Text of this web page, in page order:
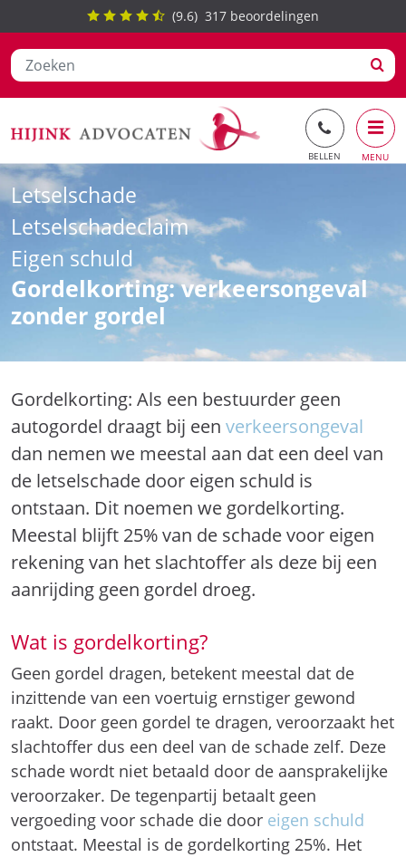
Ga
naar
de
inhoud
(9.6) 317 beoordelingen
Letselschade
Letselschadeclaim
Eigen schuld
Gordelkorting: verkeersongeval
zonder gordel
Gordelkorting: Als een bestuurder geen
autogordel draagt bij een verkeersongeval
dan nemen we meestal aan dat een deel van
de letselschade door eigen schuld is
ontstaan. Dit noemen we gordelkorting.
Meestal blijft 25% van de schade voor eigen
rekening van het slachtoffer als deze bij een
aanrijding geen gordel droeg.
Wat is gordelkorting?
Geen gordel dragen, betekent meestal dat de
inzittende van een voertuig ernstiger gewond
raakt. Door geen gordel te dragen, veroorzaakt het
slachtoffer dus een deel van de schade zelf. Deze
schade wordt niet betaald door de aansprakelijke
veroorzaker. De tegenpartij betaalt geen
vergoeding voor schade die door eigen schuld
ontstaat. Meestal is de gordelkorting 25%. Het